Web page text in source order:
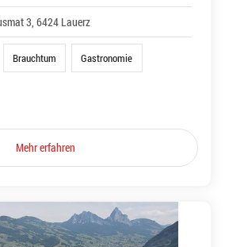
3, 6424 Lauerz
Brauchtum Gastronomie
Mehr erfahren